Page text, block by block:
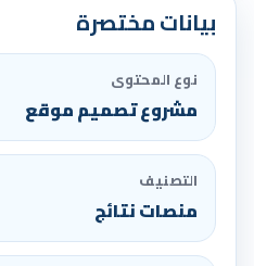
بيانات مختصرة
نوع المحتوى
مشروع تصميم موقع
التصنيف
منصات نتائج